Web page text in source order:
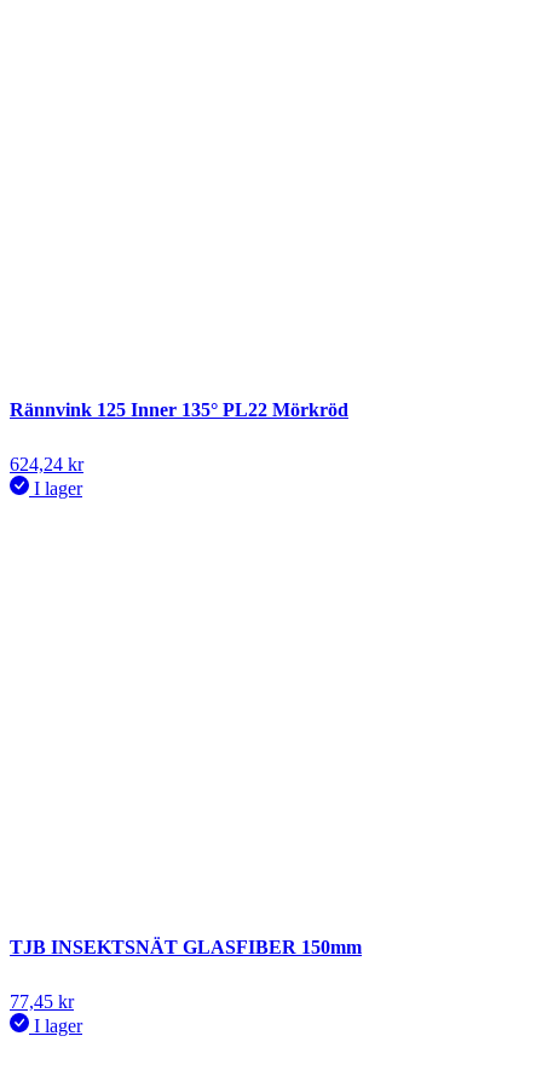
Rännvink 125 Inner 135° PL22 Mörkröd
624,24 kr
I lager
TJB INSEKTSNÄT GLASFIBER 150mm
77,45 kr
I lager